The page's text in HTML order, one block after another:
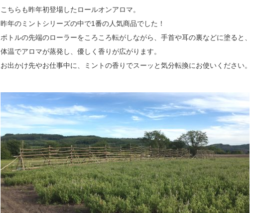
こちらも昨年初登場したロールオンアロマ。
昨年のミントシリーズの中で1番の人気商品でした！
ボトルの先端のローラーをころころ転がしながら、手首や耳の裏などに塗ると、
体温でアロマが蒸発し、優しく香りが広がります。
お出かけ先やお仕事中に、ミントの香りでスーッと気分転換にお使いください。